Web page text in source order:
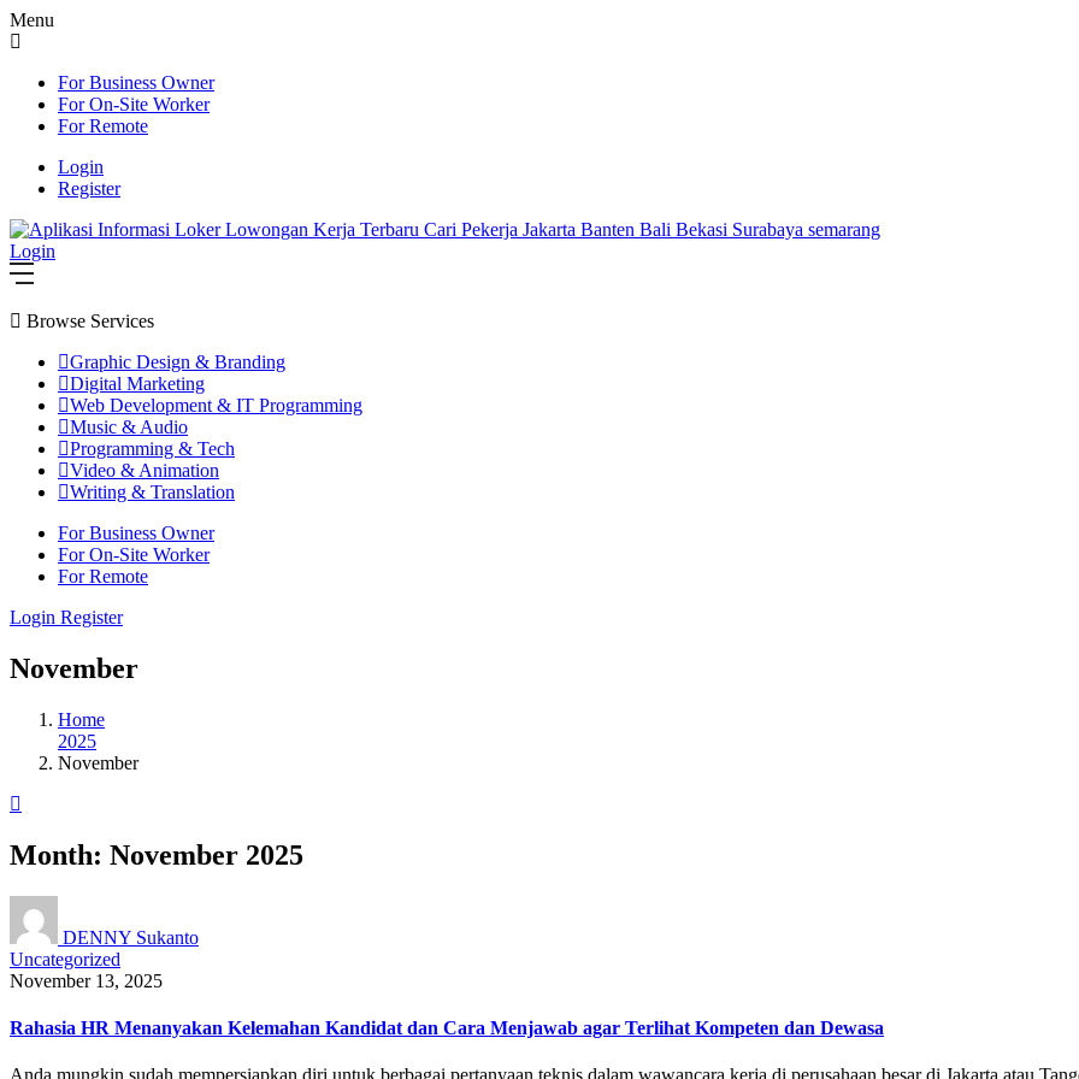
Menu
For Business Owner
For On-Site Worker
For Remote
Login
Register
Login
Browse Services
Graphic Design & Branding
Digital Marketing
Web Development & IT Programming
Music & Audio
Programming & Tech
Video & Animation
Writing & Translation
For Business Owner
For On-Site Worker
For Remote
Login Register
November
Home
2025
November
Month: November 2025
DENNY Sukanto
Uncategorized
November 13, 2025
Rahasia HR Menanyakan Kelemahan Kandidat dan Cara Menjawab agar Terlihat Kompeten dan Dewasa